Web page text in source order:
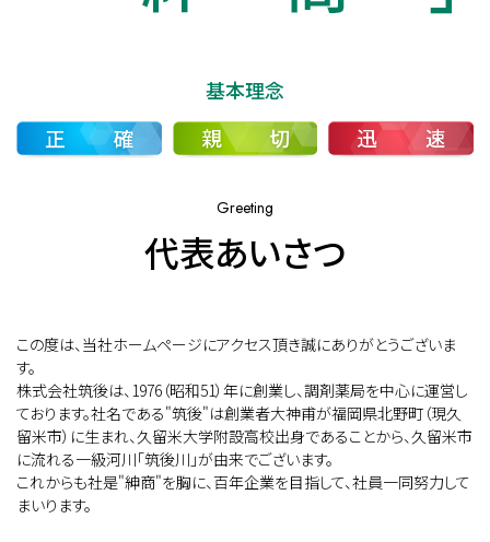
基本理念
Greeting
代表あいさつ
この度は、当社ホームページにアクセス頂き誠にありがとうございま
す。
株式会社筑後は、1976（昭和51）年に創業し、調剤薬局を中心に運営し
ております。社名である"筑後"は創業者大神甫が福岡県北野町（現久
留米市）に生まれ、久留米大学附設高校出身であることから、久留米市
に流れる一級河川「筑後川」が由来でございます。
これからも社是"紳商"を胸に、百年企業を目指して、社員一同努力して
まいります。